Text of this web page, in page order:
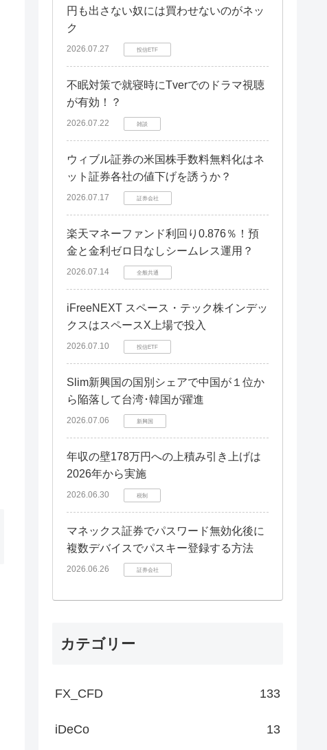
円も出さない奴には買わせないのがネッ
ク
2026.07.27 投信ETF
不眠対策で就寝時にTverでのドラマ視聴
が有効！？
2026.07.22 雑談
ウィブル証券の米国株手数料無料化はネ
ット証券各社の値下げを誘うか？
2026.07.17 証券会社
楽天マネーファンド利回り0.876％！預
金と金利ゼロ日なしシームレス運用？
2026.07.14 全般共通
iFreeNEXT スペース・テック株インデッ
クスはスペースX上場で投入
2026.07.10 投信ETF
Slim新興国の国別シェアで中国が１位か
ら陥落して台湾･韓国が躍進
2026.07.06 新興国
年収の壁178万円への上積み引き上げは
2026年から実施
2026.06.30 税制
マネックス証券でパスワード無効化後に
複数デバイスでパスキー登録する方法
2026.06.26 証券会社
カテゴリー
FX_CFD 133
iDeCo 13